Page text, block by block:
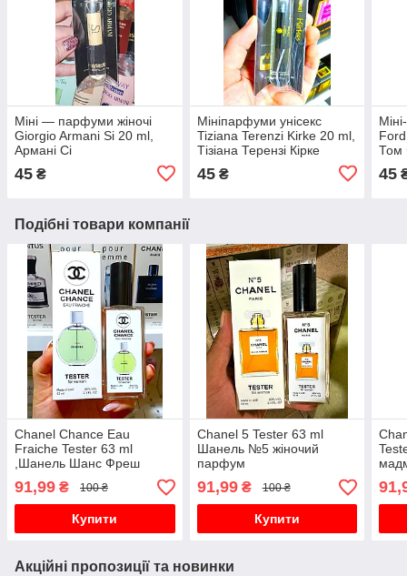
Міні — парфуми жіночі
Giorgio Armani Si 20 ml,
Армані Сі
45 ₴
Мініпарфуми унісекс
Tiziana Terenzi Kirke 20 ml,
Тізіана Терензі Кірке
45₴
Том
45
Подібні товари компанії
Chanel Chance Eau
Fraiche Tester 63 ml
,Шанель Шанс Фреш
жіночі парфуми
91,99 ₴ 100 ₴
Купити
Chanel 5 Tester 63 ml
Шанель №5 жіночий
парфум
91,99₴ 100 ₴
Купити
Акційні пропозиції та новинки